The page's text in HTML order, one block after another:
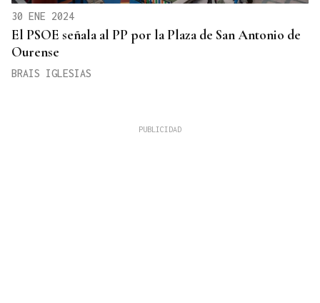
30 ENE 2024
El PSOE señala al PP por la Plaza de San Antonio de
Ourense
BRAIS IGLESIAS